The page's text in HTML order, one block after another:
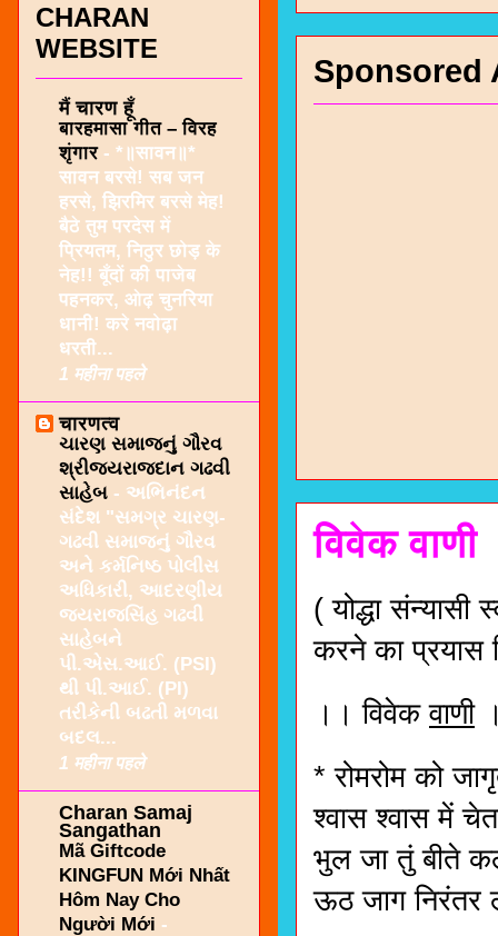
नंबर
Sponsored
विवेक वाणी
( योद्धा
करने का प्रयास
।। विवेकवाणी
* रोमरोम को
श्वास श्वास में
भुल जा तुं बीते
ऊठ जाग निरंतर
CHARAN
WEBSITE
मैं चारण हूँ
बारहमासा गीत – विरह
शृंगार - *॥सावन॥*
सावन बरसे! सब जन
हरसे, झिरमिर बरसे मेह!
बैठे तुम परदेस में
प्रियतम, निठुर छोड़ के
नेह!! बूँदों की पाजेब
पहनकर, ओढ़ चुनरिया
धानी! करे नवोढ़ा
धरती...
1 महीना पहले
चारणत्व
ચારણ સમાજનું ગૌરવ
શ્રીજયરાજદાન ગઢવી
સાહેબ - અભિનંદન
સંદેશ "સમગ્ર ચારણ-
ગઢવી સમાજનું ગૌરવ
અને કર્મનિષ્ઠ પોલીસ
અધિકારી, આદરણીય
જયરાજસિંહ ગઢવી
સાહેબને
પી.એસ.આઈ. (PSI)
થી પી.આઈ. (PI)
તરીકેની બઢતી મળવા
બદલ...
1 महीना पहले
Charan Samaj
Sangathan
Mã Giftcode
KINGFUN Mới Nhất
Hôm Nay Cho
Người Mới -